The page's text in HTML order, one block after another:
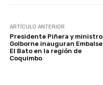
ARTÍCULO ANTERIOR
Presidente Piñera y ministro
Golborne inauguran Embalse
El Bato en la región de
Coquimbo